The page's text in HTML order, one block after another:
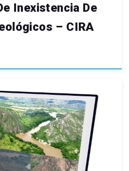
Inexistencia De
– CIRA